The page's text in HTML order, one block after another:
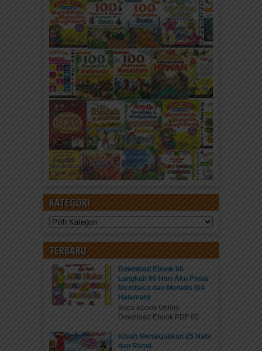
KATEGORI
Kategori
TERBARU
Download Ebook 60
Langkah 60 Hari Aku Pintar
Membaca dan Menulis (64
Halaman)
Baca Ebook Online
Download Ebook PDF 60...
Kisah Menakjubkan 25 Nabi
dan Rasul